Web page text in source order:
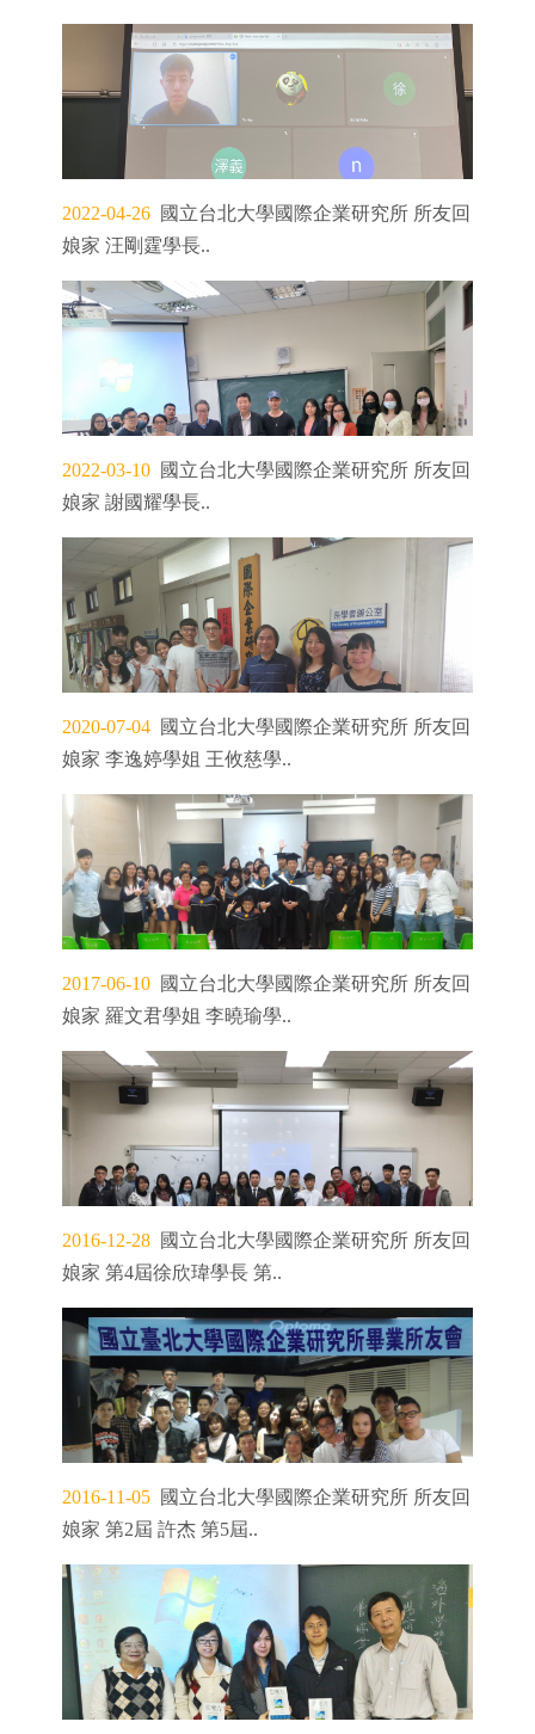
2022-04-26 國立台北大學國際企業研究所 所友回
娘家 汪剛霆學長..
2022-03-10 國立台北大學國際企業研究所 所友回
娘家 謝國耀學長..
2020-07-04 國立台北大學國際企業研究所 所友回
娘家 李逸婷學姐 王攸慈學..
2017-06-10 國立台北大學國際企業研究所 所友回
娘家 羅文君學姐 李曉瑜學..
2016-12-28 國立台北大學國際企業研究所 所友回
娘家 第4屆徐欣瑋學長 第..
2016-11-05 國立台北大學國際企業研究所 所友回
娘家 第2屆 許杰 第5屆..